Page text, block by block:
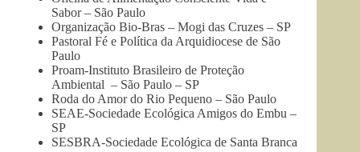
Sabor – São Paulo
Organização Bio-Bras – Mogi das Cruzes – SP
Pastoral Fé e Política da Arquidiocese de São
Paulo
Proam-Instituto Brasileiro de Proteção
Ambiental – São Paulo – SP
Roda do Amor do Rio Pequeno – São Paulo
SEAE-Sociedade Ecológica Amigos do Embu –
SP
SESBRA-Sociedade Ecológica de Santa Branca